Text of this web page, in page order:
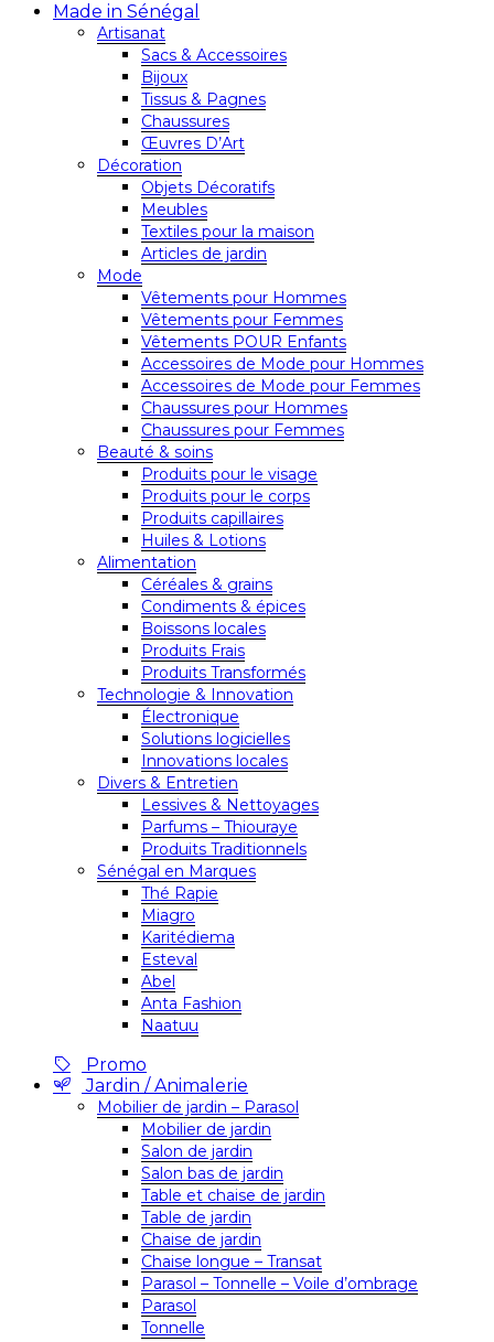
Made in Sénégal
Artisanat
Sacs & Accessoires
Bijoux
Tissus & Pagnes
Chaussures
Œuvres D’Art
Décoration
Objets Décoratifs
Meubles
Textiles pour la maison
Articles de jardin
Mode
Vêtements pour Hommes
Vêtements pour Femmes
Vêtements POUR Enfants
Accessoires de Mode pour Hommes
Accessoires de Mode pour Femmes
Chaussures pour Hommes
Chaussures pour Femmes
Beauté & soins
Produits pour le visage
Produits pour le corps
Produits capillaires
Huiles & Lotions
Alimentation
Céréales & grains
Condiments & épices
Boissons locales
Produits Frais
Produits Transformés
Technologie & Innovation
Électronique
Solutions logicielles
Innovations locales
Divers & Entretien
Lessives & Nettoyages
Parfums – Thiouraye
Produits Traditionnels
Sénégal en Marques
Thé Rapie
Miagro
Karitédiema
Esteval
Abel
Anta Fashion
Naatuu
Promo
Jardin / Animalerie
Mobilier de jardin – Parasol
Mobilier de jardin
Salon de jardin
Salon bas de jardin
Table et chaise de jardin
Table de jardin
Chaise de jardin
Chaise longue – Transat
Parasol – Tonnelle – Voile d’ombrage
Parasol
Tonnelle